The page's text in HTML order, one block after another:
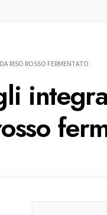
RISO ROSSO FERMENTATO